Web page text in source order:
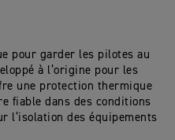
pour garder les pilotes au
à l’origine pour les
une protection thermique
fiable dans des conditions
l’isolation des équipements